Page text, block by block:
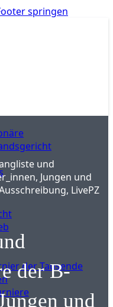
springen
der Tausende
und
Jungen und
LivePZ
der B-
und